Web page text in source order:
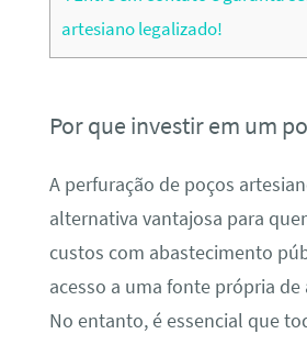
artesiano legalizado!
Por que investir em um
A perfuração de poços
alternativa vantajosa para
custos com abastecimento
acesso a uma fonte própria de
No entanto, é essencial que